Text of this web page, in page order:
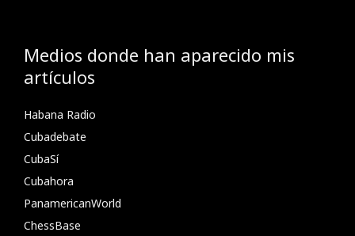
Medios donde han aparecido mis
artículos
Habana Radio
Cubadebate
CubaSí
Cubahora
PanamericanWorld
ChessBase